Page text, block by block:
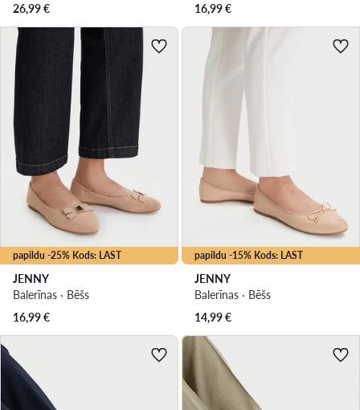
26,99€
16,99€
papildu -25% Kods: LAST
JENNY
Balerīnas · Bēšs
16,99€
papildu -15% Kods: LAST
JENNY
Balerīnas · Bēšs
14,99€